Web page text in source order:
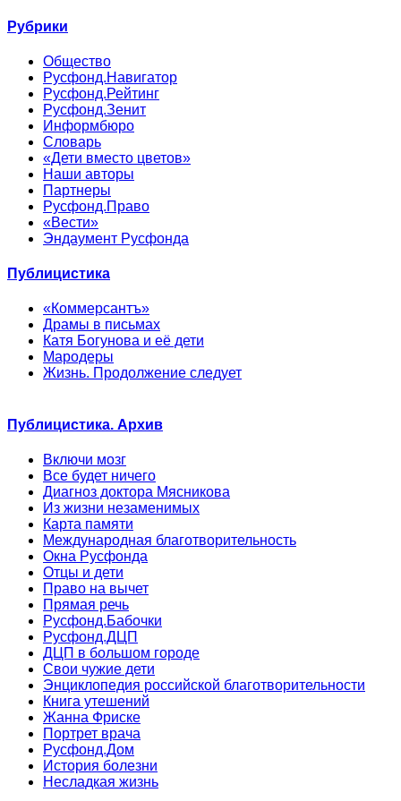
Рубрики
Общество
Русфонд.Навигатор
Русфонд.Рейтинг
Русфонд.Зенит
Информбюро
Словарь
«Дети вместо цветов»
Наши авторы
Партнеры
Русфонд.Право
«Вести»
Эндаумент Русфонда
Публицистика
«Коммерсантъ»
Драмы в письмах
Катя Богунова и её дети
Мародеры
Жизнь. Продолжение следует
Публицистика. Архив
Включи мозг
Все будет ничего
Диагноз доктора Мясникова
Из жизни незаменимых
Карта памяти
Международная благотворительность
Окна Русфонда
Отцы и дети
Право на вычет
Прямая речь
Русфонд.Бабочки
Русфонд.ДЦП
ДЦП в большом городе
Свои чужие дети
Энциклопедия российской благотворительности
Книга утешений
Жанна Фриске
Портрет врача
Русфонд.Дом
История болезни
Несладкая жизнь